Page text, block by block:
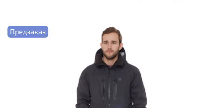
Предзаказ